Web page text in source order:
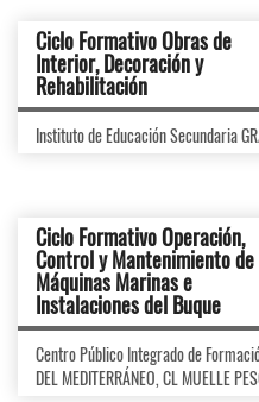
Ciclo Formativo Obras de
Interior, Decoración y
Rehabilitación
Instituto de Educación Secundaria
Ciclo Formativo Operación,
Control y Mantenimiento de
Máquinas Marinas e
Instalaciones del Buque
Centro Público Integrado de
DEL MEDITERRÁNEO, CL MUELLE